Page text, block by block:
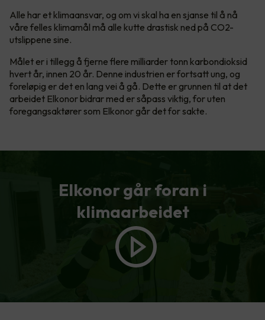
Alle har et klimaansvar, og om vi skal ha en sjanse til å nå
våre felles klimamål må alle kutte drastisk ned på CO2-
utslippene sine.
Målet er i tillegg å fjerne flere milliarder tonn karbondioksid
hvert år, innen 20 år. Denne industrien er fortsatt ung, og
foreløpig er det en lang vei å gå. Dette er grunnen til at det
arbeidet Elkonor bidrar med er såpass viktig, for uten
foregangsaktører som Elkonor går det for sakte.
Elkonor går foran i
klimaarbeidet